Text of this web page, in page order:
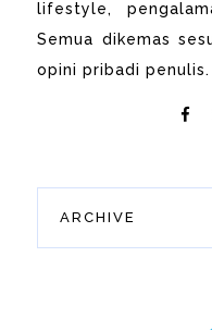
lifestyle,
Semua dikemas
opini pribadi penulis.
ARCHIVE